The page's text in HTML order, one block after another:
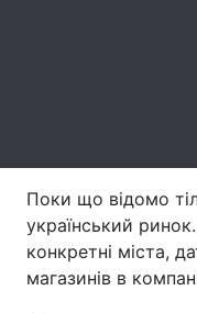
Поки що відомо
український
конкретні міста,
магазинів в